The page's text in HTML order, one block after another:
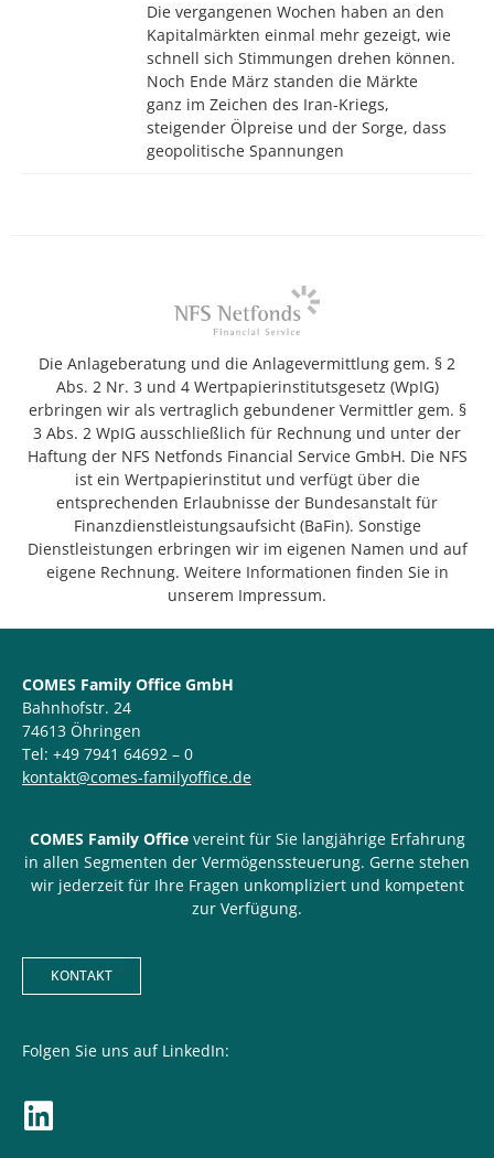
Die vergangenen Wochen haben an den
Kapitalmärkten einmal mehr gezeigt, wie
schnell sich Stimmungen drehen können.
Noch Ende März standen die Märkte
ganz im Zeichen des Iran-Kriegs,
steigender Ölpreise und der Sorge, dass
geopolitische Spannungen
Die Anlageberatung und die Anlagevermittlung gem. § 2
Abs. 2 Nr. 3 und 4 Wertpapierinstitutsgesetz (WpIG)
erbringen wir als vertraglich gebundener Vermittler gem. §
3 Abs. 2 WpIG ausschließlich für Rechnung und unter der
Haftung der NFS Netfonds Financial Service GmbH. Die NFS
ist ein Wertpapierinstitut und verfügt über die
entsprechenden Erlaubnisse der Bundesanstalt für
Finanzdienstleistungsaufsicht (BaFin). Sonstige
Dienstleistungen erbringen wir im eigenen Namen und auf
eigene Rechnung. Weitere Informationen finden Sie in
unserem Impressum.
COMES Family Office GmbH
Bahnhofstr. 24
74613 Öhringen
Tel: +49 7941 64692 – 0
kontakt@comes-familyoffice.de
COMES Family Office vereint für Sie langjährige Erfahrung
in allen Segmenten der Vermögenssteuerung. Gerne stehen
wir jederzeit für Ihre Fragen unkompliziert und kompetent
zur Verfügung.
KONTAKT
Folgen Sie uns auf LinkedIn: